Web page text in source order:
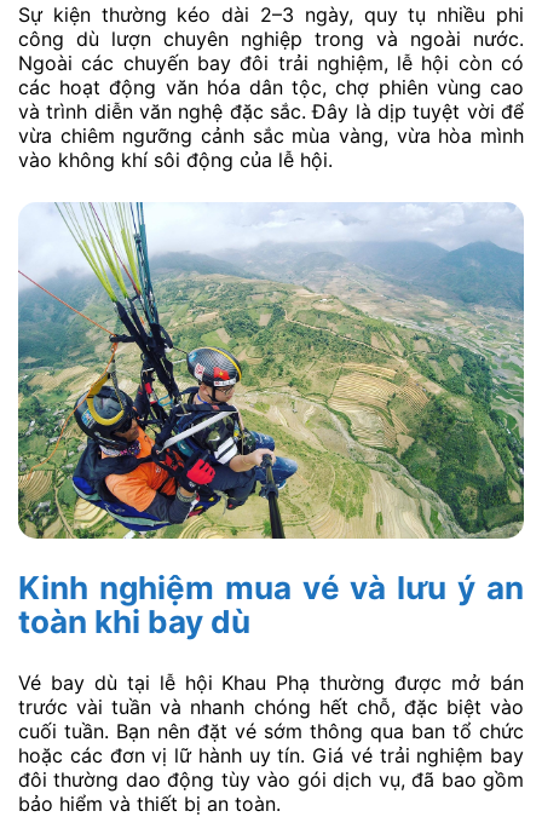
Sự kiện thường kéo dài 2–3 ngày, quy tụ nhiều phi
công dù lượn chuyên nghiệp trong và ngoài nước.
Ngoài các chuyến bay đôi trải nghiệm, lễ hội còn có
các hoạt động văn hóa dân tộc, chợ phiên vùng cao
và trình diễn văn nghệ đặc sắc. Đây là dịp tuyệt vời để
vừa chiêm ngưỡng cảnh sắc mùa vàng, vừa hòa mình
vào không khí sôi động của lễ hội.
Kinh nghiệm mua vé và lưu ý an
toàn khi bay dù
Vé bay dù tại lễ hội Khau Phạ thường được mở bán
trước vài tuần và nhanh chóng hết chỗ, đặc biệt vào
cuối tuần. Bạn nên đặt vé sớm thông qua ban tổ chức
hoặc các đơn vị lữ hành uy tín. Giá vé trải nghiệm bay
đôi thường dao động tùy vào gói dịch vụ, đã bao gồm
bảo hiểm và thiết bị an toàn.